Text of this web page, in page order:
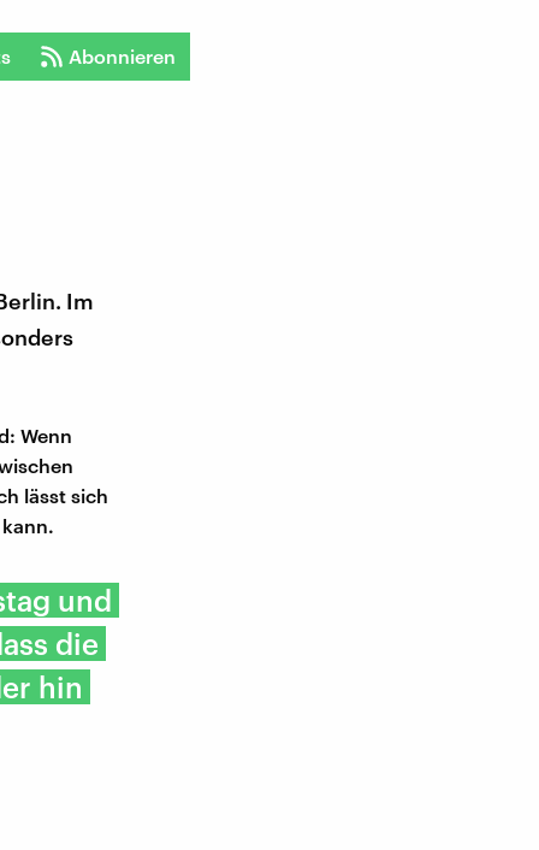
Abonnieren
Im
Wenn
lässt sich
und
die
hin